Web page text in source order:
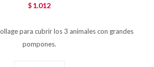
$ 1.012
para cubrir los 3 animales con grandes
pompones.